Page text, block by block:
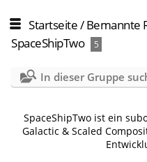
Startseite/Bemannte
SpaceShipTw­o
5
In dieser Gruppe
SpaceShipTwo ist ein
Galactic & Scaled